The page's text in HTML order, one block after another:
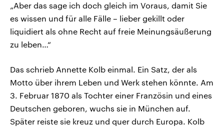
„Aber das sage ich doch gleich im Voraus, damit Sie
es wissen und für alle Fälle – lieber gekillt oder
liquidiert als ohne Recht auf freie Meinungsäußerung
zu leben…“
Das schrieb Annette Kolb einmal. Ein Satz, der als
Motto über ihrem Leben und Werk stehen könnte. Am
3. Februar 1870 als Tochter einer Französin und eines
Deutschen geboren, wuchs sie in München auf.
Später reiste sie kreuz und quer durch Europa. Kolb